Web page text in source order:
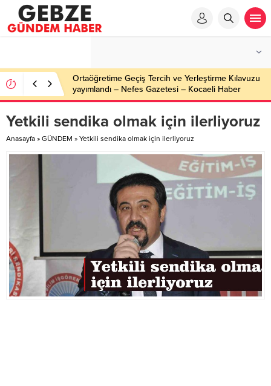
Ortaöğretime Geçiş Tercih ve Yerleştirme Kılavuzu
yayımlandı – Nefes Gazetesi – Kocaeli Haber
Yetkili sendika olmak için ilerliyoruz
Anasayfa » GÜNDEM » Yetkili sendika olmak için ilerliyoruz